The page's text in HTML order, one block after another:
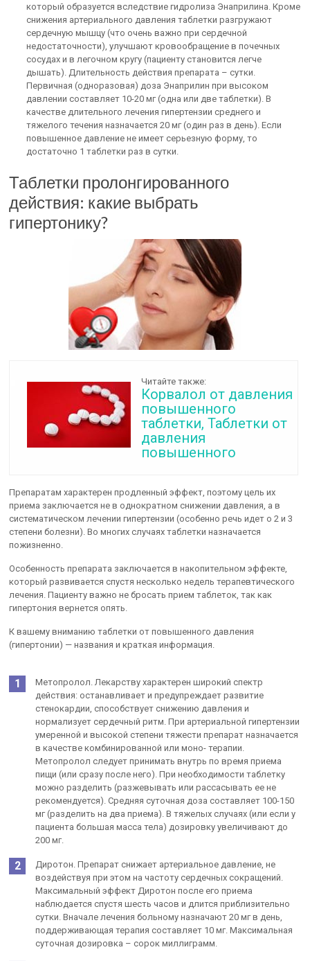
который образуется вследствие гидролиза Энаприлина. Кроме
снижения артериального давления таблетки разгружают
сердечную мышцу (что очень важно при сердечной
недостаточности), улучшают кровообращение в почечных
сосудах и в легочном кругу (пациенту становится легче
дышать). Длительность действия препарата – сутки.
Первичная (одноразовая) доза Энаприлин при высоком
давлении составляет 10-20 мг (одна или две таблетки). В
качестве длительного лечения гипертензии среднего и
тяжелого течения назначается 20 мг (один раз в день). Если
повышенное давление не имеет серьезную форму, то
достаточно 1 таблетки раз в сутки.
Таблетки пролонгированного
действия: какие выбрать
гипертонику?
Читайте также:
Корвалол от давления
повышенного
таблетки, Таблетки от
давления
повышенного
Препаратам характерен продленный эффект, поэтому цель их
приема заключается не в однократном снижении давления, а в
систематическом лечении гипертензии (особенно речь идет о 2 и 3
степени болезни). Во многих случаях таблетки назначается
пожизненно.
Особенность препарата заключается в накопительном эффекте,
который развивается спустя несколько недель терапевтического
лечения. Пациенту важно не бросать прием таблеток, так как
гипертония вернется опять.
К вашему вниманию таблетки от повышенного давления
(гипертонии) — названия и краткая информация.
Метопролол. Лекарству характерен широкий спектр
действия: останавливает и предупреждает развитие
стенокардии, способствует снижению давления и
нормализует сердечный ритм. При артериальной гипертензии
умеренной и высокой степени тяжести препарат назначается
в качестве комбинированной или моно- терапии.
Метопролол следует принимать внутрь по время приема
пищи (или сразу после него). При необходимости таблетку
можно разделить (разжевывать или рассасывать ее не
рекомендуется). Средняя суточная доза составляет 100-150
мг (разделить на два приема). В тяжелых случаях (или если у
пациента большая масса тела) дозировку увеличивают до
200 мг.
Диротон. Препарат снижает артериальное давление, не
воздействуя при этом на частоту сердечных сокращений.
Максимальный эффект Диротон после его приема
наблюдается спустя шесть часов и длится приблизительно
сутки. Вначале лечения больному назначают 20 мг в день,
поддерживающая терапия составляет 10 мг. Максимальная
суточная дозировка – сорок миллиграмм.